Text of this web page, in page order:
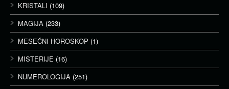
KRISTALI (109)
MAGIJA (233)
MESEČNI HOROSKOP (1)
MISTERIJE (16)
NUMEROLOGIJA (251)